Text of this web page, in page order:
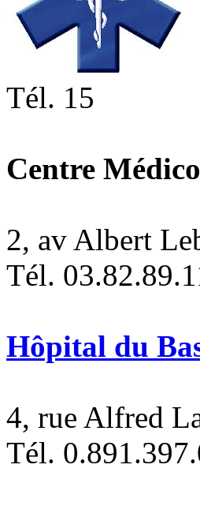
Tél. 15
Centre
2, av Albert
Tél.
Hôpital du
4, rue Alfred
Tél.